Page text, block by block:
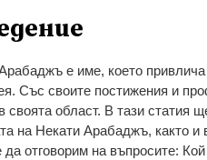
е име, което
Със своите постижения и
своята област. В тази статия
на Некати Арабаджъ, както
да отговорим на въпросите: